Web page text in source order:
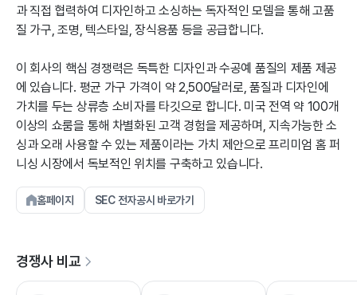
과 직접 협력하여 디자인하고 소싱하는 독자적인 모델을 통해 고품
질 가구, 조명, 텍스타일, 장식용품 등을 공급합니다.
이 회사의 핵심 경쟁력은 독특한 디자인과 수공예 품질의 제품 제공
에 있습니다. 평균 가구 가격이 약 2,500달러로, 품질과 디자인에
가치를 두는 상류층 소비자를 타깃으로 합니다. 미국 전역 약 100개
이상의 쇼룸을 통해 차별화된 고객 경험을 제공하며, 지속가능한 소
싱과 오래 사용할 수 있는 제품이라는 가치 제안으로 프리미엄 홈 퍼
니싱 시장에서 독보적인 위치를 구축하고 있습니다.
홈페이지 SEC 전자공시 바로가기
경쟁사 비교